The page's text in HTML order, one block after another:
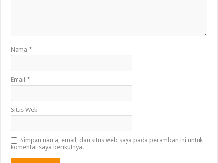
Nama*
Email*
Situs Web
Simpan nama, email, dan situs web saya pada peramban ini untuk
komentar saya berikutnya.